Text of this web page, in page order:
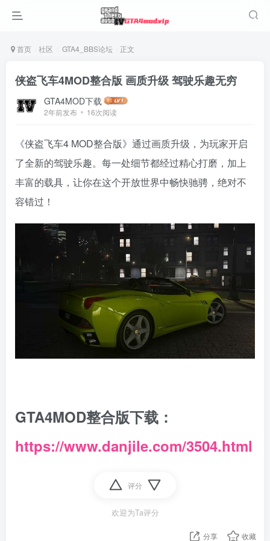
首页 社区 GTA4_BBS论坛 正文
侠盗飞车4MOD整合版 画质升级 驾驶乐趣无穷
GTA4MOD下载
2年前发布 16次阅读
《侠盗飞车4 MOD整合版》通过画质升级，为玩家开启
了全新的驾驶乐趣。每一处细节都经过精心打磨，加上
丰富的载具，让你在这个开放世界中畅快驰骋，绝对不
容错过！
GTA4MOD整合版下载：
https://www.danjile.com/3504.html
评分
欢迎为Ta评分
分享 收藏